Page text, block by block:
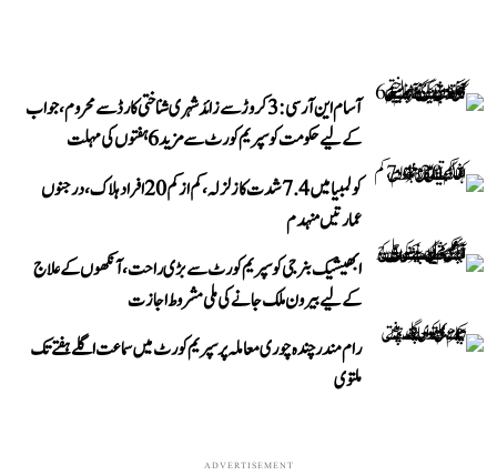
آسام این آر سی: 3 کروڑ سے زائد شہری شناختی کارڈ سے محروم، جواب
کے لیے حکومت کو سپریم کورٹ سے مزید 6 ہفتوں کی مہلت
کولمبیا میں 7.4 شدت کا زلزلہ، کم از کم 20 افراد ہلاک، درجنوں
عمارتیں منہدم
ابھیشیک بنرجی کو سپریم کورٹ سے بڑی راحت، آنکھوں کے علاج
کے لیے بیرون ملک جانے کی ملی مشروط اجازت
رام مندر چندہ چوری معاملہ پر سپریم کورٹ میں سماعت اگلے ہفتے تک
ملتوی
ADVERTISEMENT